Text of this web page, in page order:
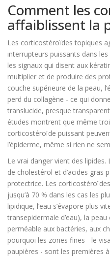
Comment les
affaiblissent la
Les corticostéroïdes topiques
interrupteurs puissants dans
les signaux qui disent aux
multiplier et de produire des
couche supérieure de la peau,
perd du collagène - ce qui
translucide, presque
études montrent que même
corticostéroïde puissant
l’épiderme, même si rien ne
Le vrai danger vient des
de cholestérol et d’acides gras
protectrice. Les
jusqu’à 70 % dans les cas les
lipidique, l’eau s’évapore plus
transepidermale d’eau), la
perméable aux bactéries, aux
pourquoi les zones fines - le
paupières - sont les premières